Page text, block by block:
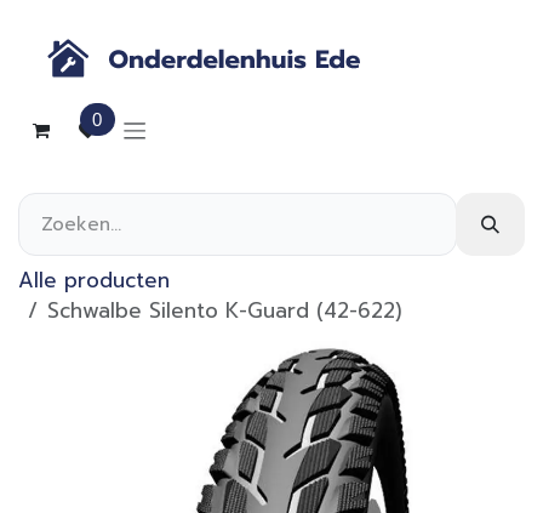
0
Alle producten
Schwalbe Silento K-Guard (42-622)